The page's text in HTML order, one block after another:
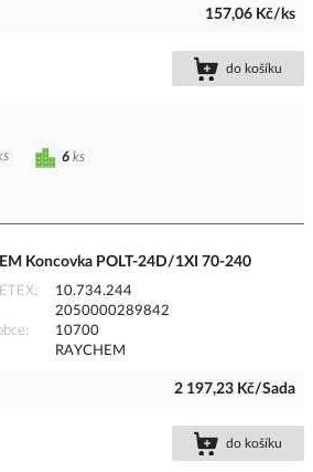
157,06 Kč/ks
do košíku
6 ks
Koncovka POLT-24D/1XI 70-240
10.734.244
2050000289842
10700
RAYCHEM
2 197,23 Kč/Sada
do košíku